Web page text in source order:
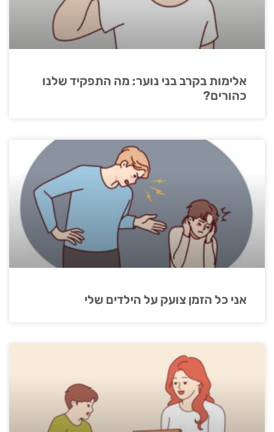
אלימות בקרב בני נוער: מה התפקיד שלנו
כהורים?
אני כל הזמן צועק על הילדים שלי